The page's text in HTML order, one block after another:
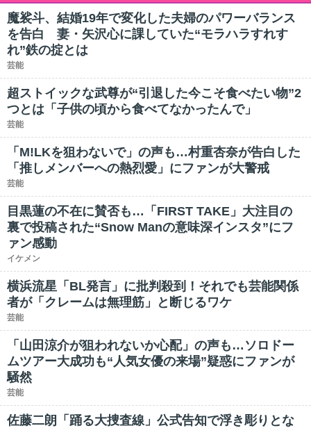
魔裟斗、結婚19年で変化した夫婦のパワーバランス
を告白 妻・矢沢心に課していた“モラハラすれす
れ”鉄の掟とは
芸能
超ストイックな武尊が“引退した今こそ食べたい物”2
つとは「子供の頃から食べてなかったんで」
芸能
「M!LKを狙わないで」の声も…村重杏奈が告白した
「推しメンバーへの熱烈愛」にファンが大警戒
芸能
目黒蓮の不在に賛否も…「FIRST TAKE」大注目の
裏で投稿された“Snow Manの意味深インスタ”にフ
ァン感動
イケメン
横浜流星「BL発言」に批判殺到！それでも芸能関係
者が「クレームは無理筋」と断じるワケ
芸能
「山田涼介が狙われないか心配」の声も…ソロドー
ムツアー大成功も“人気女優の来場”疑惑にファンが
騒然
芸能
佐藤二朗「踊る大捜査線」公式告知で浮き彫りとな